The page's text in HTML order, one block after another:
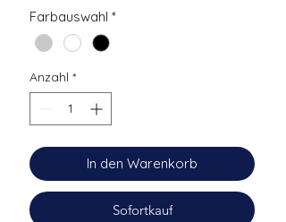
Farbauswahl *
Anzahl *
In den Warenkorb
Sofortkauf